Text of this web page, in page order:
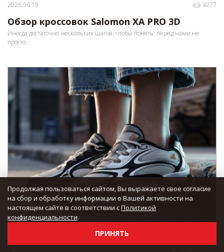
2026.06.19 4277
Обзор кроссовок Salomon XA PRO 3D
Иногда достаточно нескольких шагов, чтобы понять: перед нами не
просто...
Продолжая пользоваться сайтом, Вы выражаете свое согласие
на сбор и обработку информации о Вашей активности на
настоящем сайте в соответствии сПолитикой
конфиденциальности.
ПРИНЯТЬ